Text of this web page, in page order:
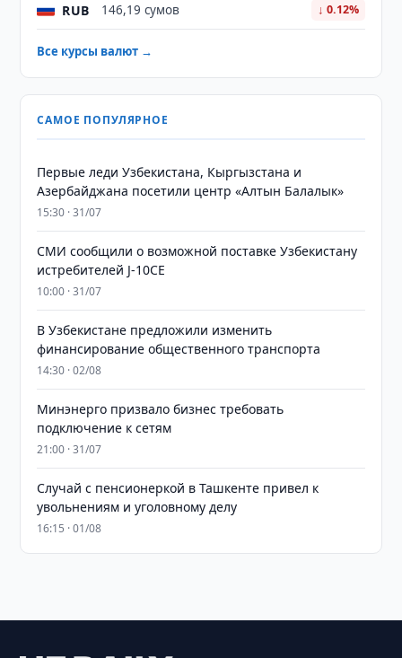
RUB 146,19 сумов ↓ 0.12%
Все курсы валют →
САМОЕ ПОПУЛЯРНОЕ
Первые леди Узбекистана, Кыргызстана и
Азербайджана посетили центр «Алтын Балалык»
15:30 · 31/07
СМИ сообщили о возможной поставке Узбекистану
истребителей J-10CE
10:00 · 31/07
В Узбекистане предложили изменить
финансирование общественного транспорта
14:30 · 02/08
Минэнерго призвало бизнес требовать
подключение к сетям
21:00 · 31/07
Случай с пенсионеркой в Ташкенте привел к
увольнениям и уголовному делу
16:15 · 01/08